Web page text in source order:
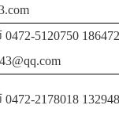
0472-5120750
0472-2178018